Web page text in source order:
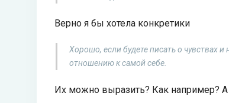
Верно я бы хотела конкретики
Хорошо, если будете писать о чувствах
отношению к самой себе.
Их можно выразить? Как например? А